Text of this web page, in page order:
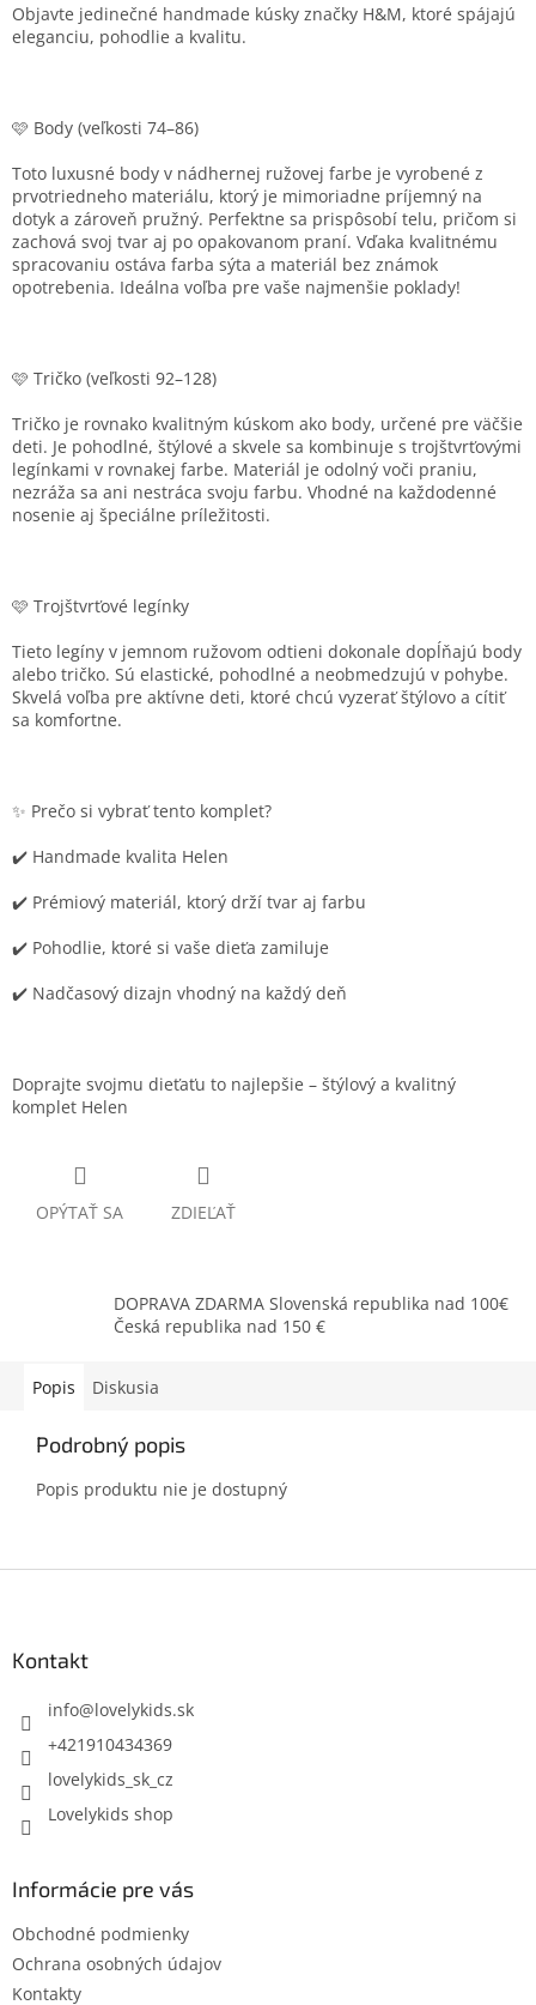
Objavte jedinečné handmade kúsky značky H&M, ktoré spájajú
eleganciu, pohodlie a kvalitu.
🩷 Body (veľkosti 74–86)
Toto luxusné body v nádhernej ružovej farbe je vyrobené z
prvotriedneho materiálu, ktorý je mimoriadne príjemný na
dotyk a zároveň pružný. Perfektne sa prispôsobí telu, pričom si
zachová svoj tvar aj po opakovanom praní. Vďaka kvalitnému
spracovaniu ostáva farba sýta a materiál bez známok
opotrebenia. Ideálna voľba pre vaše najmenšie poklady!
🩷 Tričko (veľkosti 92–128)
Tričko je rovnako kvalitným kúskom ako body, určené pre väčšie
deti. Je pohodlné, štýlové a skvele sa kombinuje s trojštvrťovými
legínkami v rovnakej farbe. Materiál je odolný voči praniu,
nezráža sa ani nestráca svoju farbu. Vhodné na každodenné
nosenie aj špeciálne príležitosti.
🩷 Trojštvrťové legínky
Tieto legíny v jemnom ružovom odtieni dokonale dopĺňajú body
alebo tričko. Sú elastické, pohodlné a neobmedzujú v pohybe.
Skvelá voľba pre aktívne deti, ktoré chcú vyzerať štýlovo a cítiť
sa komfortne.
✨ Prečo si vybrať tento komplet?
✔️ Handmade kvalita Helen
✔️ Prémiový materiál, ktorý drží tvar aj farbu
✔️ Pohodlie, ktoré si vaše dieťa zamiluje
✔️ Nadčasový dizajn vhodný na každý deň
Doprajte svojmu dieťaťu to najlepšie – štýlový a kvalitný
komplet Helen
OPÝTAŤ SA ZDIEĽAŤ
DOPRAVA ZDARMA Slovenská republika nad 100€
Česká republika nad 150 €
Popis Diskusia
Podrobný popis
Popis produktu nie je dostupný
Kontakt
info@lovelykids.sk
+421910434369
lovelykids_sk_cz
Lovelykids shop
Informácie pre vás
Obchodné podmienky
Ochrana osobných údajov
Kontakty